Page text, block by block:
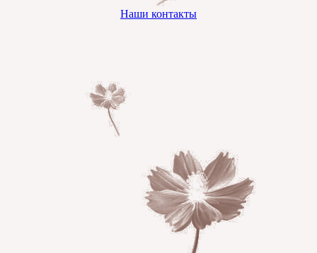
Наши контакты